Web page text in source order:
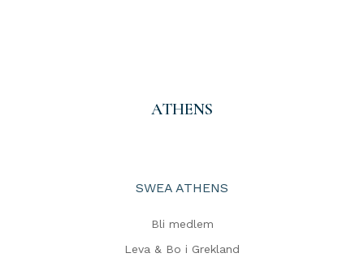
ATHENS
SWEA ATHENS
Bli medlem
Leva & Bo i Grekland